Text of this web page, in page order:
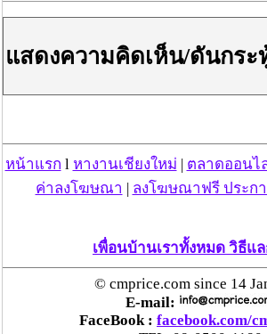
แสดงความคิดเห็น/ดันกระ
หน้าแรก l หางานเชียงใหม่ | ตลาดออนไ
ค่าลงโฆษณา | ลงโฆษณาฟรี ประก
เพื่อนบ้านเราทั้งหมด วิธีแ
© cmprice.com since 14
E-mail:
FaceBook : facebook.com/